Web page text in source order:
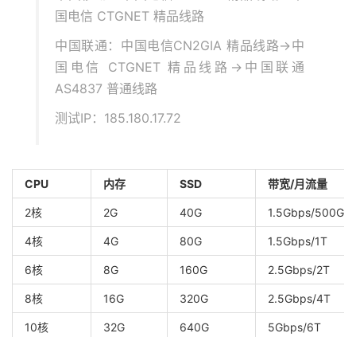
国电信 CTGNET 精品线路
中国联通：中国电信CN2GIA 精品线路→中
国电信 CTGNET 精品线路→中国联通
AS4837 普通线路
测试IP：185.180.17.72
CPU 内存 SSD 带宽/月流量
2核 2G 40G 1.5Gbps/500G
4核 4G 80G 1.5Gbps/1T
6核 8G 160G 2.5Gbps/2T
8核 16G 320G 2.5Gbps/4T
10核 32G 640G 5Gbps/6T